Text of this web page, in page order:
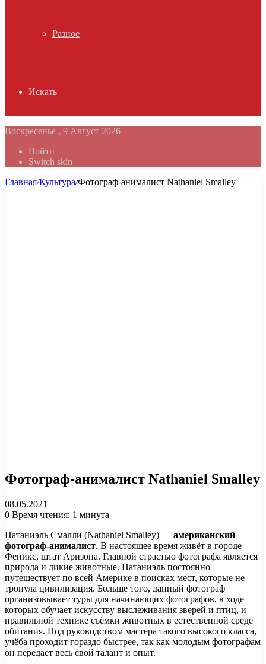
Разное
Искать
Воскресенье , 9 Август 2026
Войти
Switch skin
Главная/Культура/Фотограф-анималист Nathaniel Smalley
Фотограф-анималист Nathaniel Smalley
08.05.2021
0 Время чтения: 1 минута
Натаниэль Смалли (Nathaniel Smalley) — американский
фотограф-анималист. В настоящее время живёт в городе
Феникс, штат Аризона. Главной страстью фотографа является
природа и дикие животные. Натаниэль постоянно
путешествует по всей Америке в поисках мест, которые не
тронула цивилизация. Больше того, данный фотограф
организовывает туры для начинающих фотографов, в ходе
которых обучает искусству выслеживания зверей и птиц, и
правильной технике съёмки животных в естественной среде
обитания. Под руководством мастера такого высокого класса,
учёба проходит гораздо быстрее, так как молодым фотографам
он передаёт весь свой талант и опыт.